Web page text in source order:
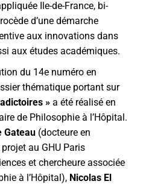
Ile-de-France, bi-
d’une démarche
aux innovations dans
aux études académiques.
du 14e numéro en
thématique portant sur
» a été réalisé en
de Philosophie à l’Hôpital.
Gateau (docteure en
au GHU Paris
et chercheure associée
à l’Hôpital), Nicolas El